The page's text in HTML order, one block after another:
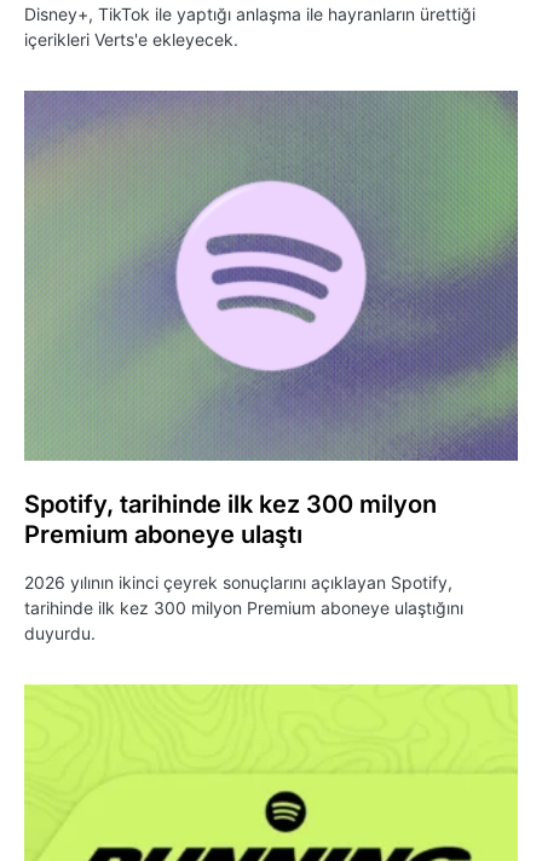
Disney+, TikTok ile yaptığı anlaşma ile hayranların ürettiği
içerikleri Verts'e ekleyecek.
Spotify, tarihinde ilk kez 300 milyon
Premium aboneye ulaştı
2026 yılının ikinci çeyrek sonuçlarını açıklayan Spotify,
tarihinde ilk kez 300 milyon Premium aboneye ulaştığını
duyurdu.